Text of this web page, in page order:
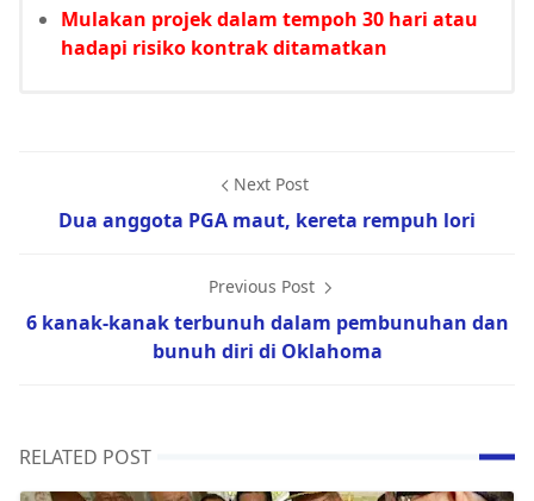
Mulakan projek dalam tempoh 30 hari atau
hadapi risiko kontrak ditamatkan
Next Post
Dua anggota PGA maut, kereta rempuh lori
Previous Post
6 kanak-kanak terbunuh dalam pembunuhan dan
bunuh diri di Oklahoma
RELATED POST